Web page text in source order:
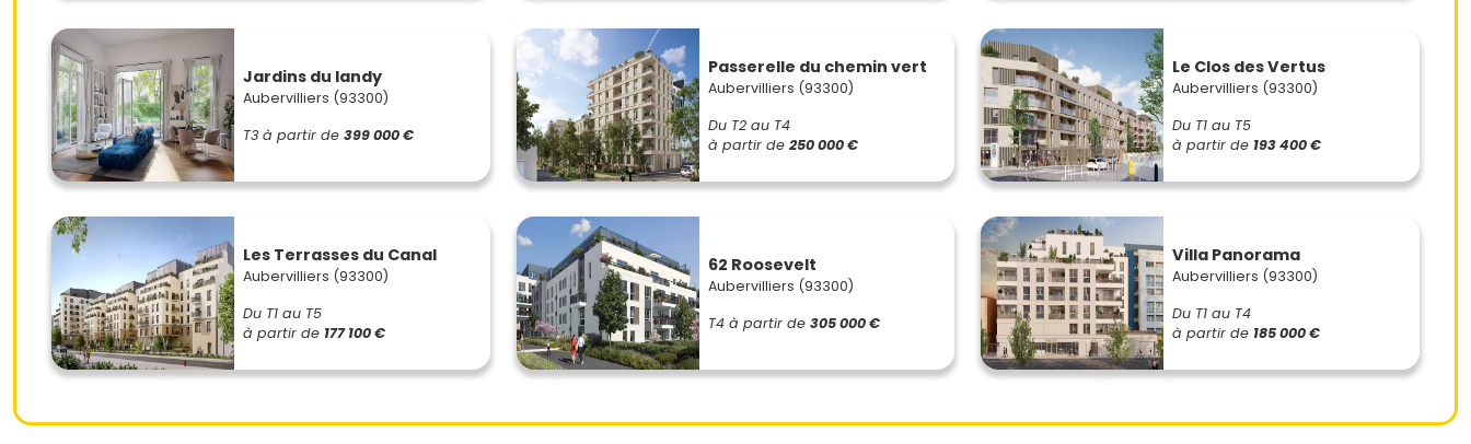
Jardins du landy
Aubervilliers (93300)
T3 à partir de 399 000 €
Passerelle du chemin vert
Aubervilliers (93300)
Du T2 au T4
à partir de 250 000 €
Le Clos des Vertus
Aubervilliers (93300)
Du T1 au T5
à partir de 193 400 €
Les Terrasses du Canal
Aubervilliers (93300)
Du T1 au T5
à partir de 177 100 €
62 Roosevelt
Aubervilliers (93300)
T4 à partir de 305 000 €
Villa Panorama
Aubervilliers (93300)
Du T1 au T4
à partir de 185 000 €